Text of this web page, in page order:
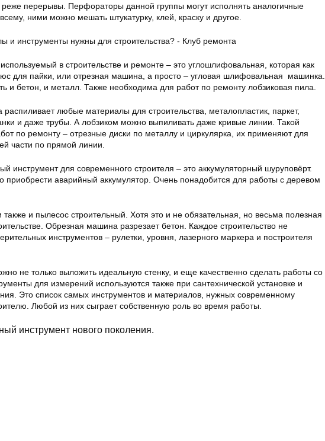
перерывы. Перфораторы данной группы могут исполнять аналогичные
ними можно мешать штукатурку, клей, краску и другое.
в строительстве и ремонте – это углошлифовальная, которая как
для пайки, или отрезная машина, а просто – угловая шлифовальная машинка.
и бетон, и металл. Также необходима для работ по ремонту лобзиковая пила.
любые материалы для строительства, металопластик, паркет,
и даже трубы. А лобзиком можно выпиливать даже кривые линии. Такой
по ремонту – отрезные диски по металлу и циркулярка, их применяют для
части по прямой линии.
инструмент для современного строителя – это аккумуляторный шуруповёрт.
приобрести аварийный аккумулятор. Очень понадобится для работы с деревом
и пылесос строительный. Хотя это и не обязательная, но весьма полезная
Обрезная машина разрезает бетон. Каждое строительство не
инструментов – рулетки, уровня, лазерного маркера и построителя
не только выложить идеальную стенку, и еще качественно сделать работы со
для измерений используются также при сантехнической установке и
Это список самых инструментов и материалов, нужных современному
Любой из них сыграет собственную роль во время работы.
инструмент нового поколения.